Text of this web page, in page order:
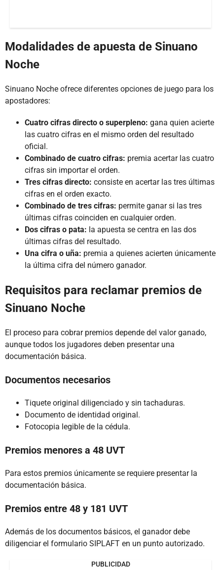
Modalidades de apuesta de Sinuano
Noche
Sinuano Noche ofrece diferentes opciones de juego para los
apostadores:
Cuatro cifras directo o superpleno: gana quien acierte
las cuatro cifras en el mismo orden del resultado
oficial.
Combinado de cuatro cifras: premia acertar las cuatro
cifras sin importar el orden.
Tres cifras directo: consiste en acertar las tres últimas
cifras en el orden exacto.
Combinado de tres cifras: permite ganar si las tres
últimas cifras coinciden en cualquier orden.
Dos cifras o pata: la apuesta se centra en las dos
últimas cifras del resultado.
Una cifra o uña: premia a quienes acierten únicamente
la última cifra del número ganador.
Requisitos para reclamar premios de
Sinuano Noche
El proceso para cobrar premios depende del valor ganado,
aunque todos los jugadores deben presentar una
documentación básica.
Documentos necesarios
Tiquete original diligenciado y sin tachaduras.
Documento de identidad original.
Fotocopia legible de la cédula.
Premios menores a 48 UVT
Para estos premios únicamente se requiere presentar la
documentación básica.
Premios entre 48 y 181 UVT
Además de los documentos básicos, el ganador debe
diligenciar el formulario SIPLAFT en un punto autorizado.
PUBLICIDAD